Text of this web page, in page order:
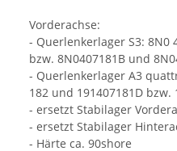
Vorderachse:
- Querlenkerlager S3: 8N0
bzw. 8N0407181B und
- Querlenkerlager A3
182 und 191407181D bzw.
- ersetzt Stabilager
- ersetzt Stabilager
- Härte ca. 90shore